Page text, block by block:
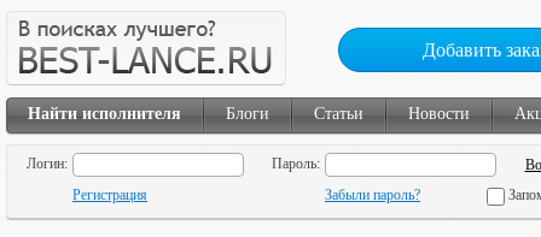
Добавить
Найти исполнителя Блоги Статьи Новости
Логин:
Пароль:
Регистрация
Забыли пароль?